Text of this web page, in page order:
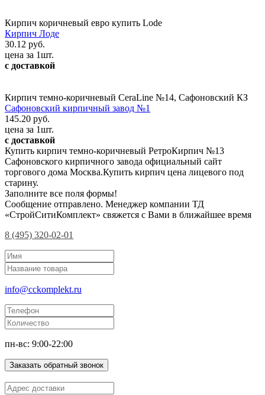
Кирпич коричневый евро купить Lode
Кирпич Лоде
30.12 руб.
цена за 1шт.
с доставкой
Кирпич темно-коричневый CeraLine №14, Сафоновский КЗ
Сафоновский кирпичный завод №1
145.20 руб.
цена за 1шт.
с доставкой
Купить кирпич темно-коричневый РетроКирпич №13
Сафоновского кирпичного завода официальный сайт
торгового дома Москва.Купить кирпич цена лицевого под
старину.
Заполните все поля формы!
Сообщение отправлено. Менеджер компании ТД
«СтройСитиКомплект» свяжется с Вами в ближайшее время
8 (495) 320-02-01
info@cckomplekt.ru
пн-вс: 9:00-22:00
Заказать обратный звонок